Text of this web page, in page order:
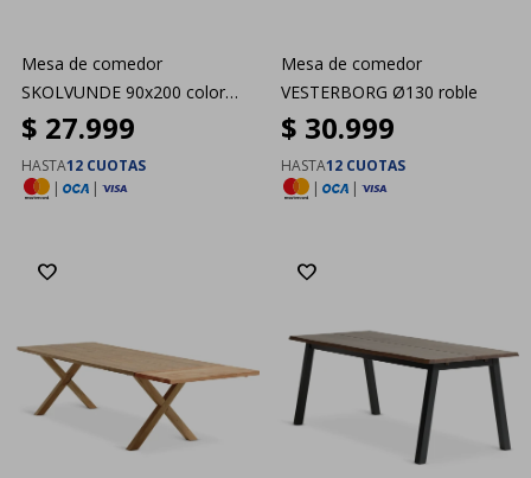
Mesa de comedor
SKOLVUNDE 90x200 color
roble nat
$ 27.999
HASTA12 CUOTAS
|
|
Mesa de comedor
VESTERBORG Ø130 roble
$ 30.999
HASTA12 CUOTAS
|
|